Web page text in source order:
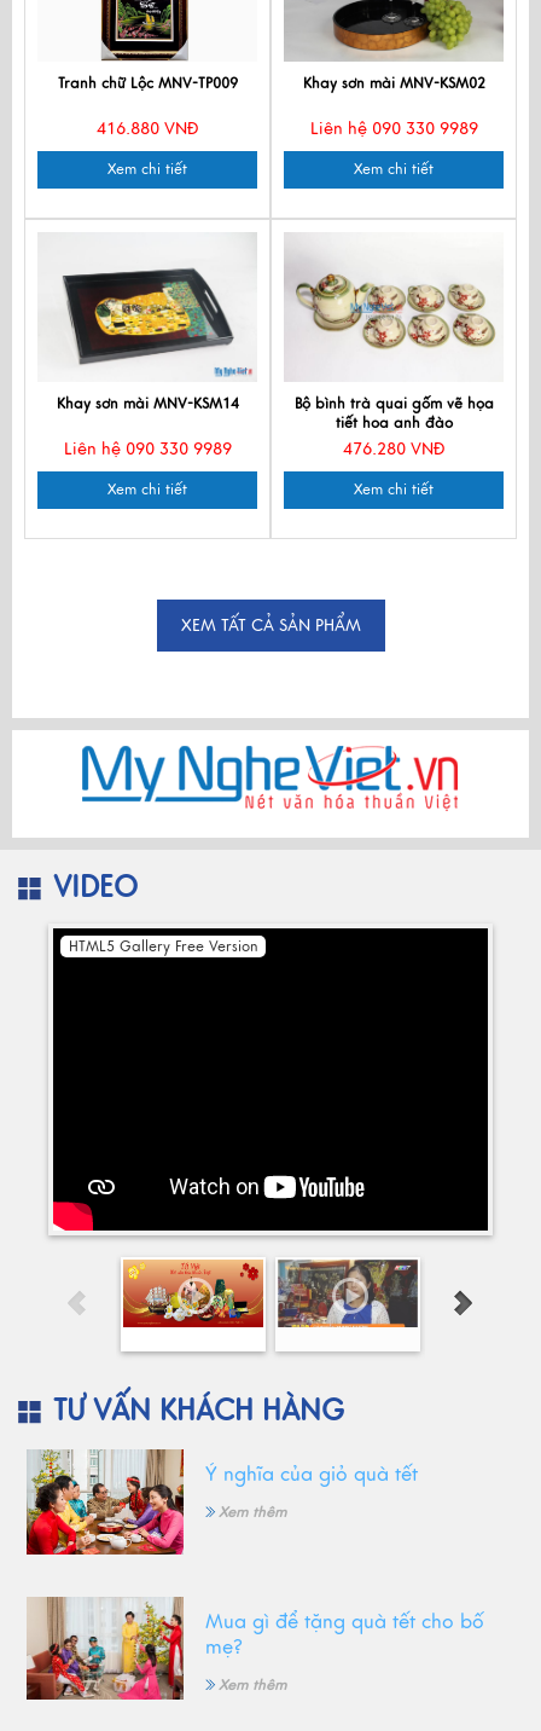
Tranh chữ Lộc MNV-TP009
416.880 VNĐ
Xem chi tiết
Khay sơn mài MNV-KSM02
Liên hệ 090 330 9989
Xem chi tiết
Khay sơn mài MNV-KSM14
Liên hệ 090 330 9989
Xem chi tiết
Bộ bình trà quai gốm vẽ họa
tiết hoa anh đào
476.280 VNĐ
Xem chi tiết
XEM TẤT CẢ SẢN PHẨM
VIDEO
HTML5 Gallery Free Version
TƯ VẤN KHÁCH HÀNG
Ý nghĩa của giỏ quà tết
Xem thêm
Mua gì để tặng quà tết cho bố
mẹ?
Xem thêm